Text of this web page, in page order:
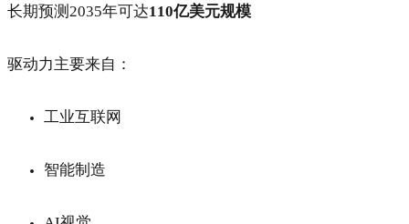
长期预测2035年可达110亿美元规模
驱动力主要来自：
工业互联网
智能制造